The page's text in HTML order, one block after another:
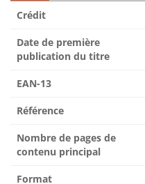
Crédit
Date de première
publication du titre
EAN-13
Référence
Nombre de pages de
contenu principal
Format